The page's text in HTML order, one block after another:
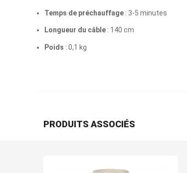
Temps de préchauffage: 3-5 minutes
Longueur du câble: 140 cm
Poids : 0,1 kg
PRODUITS ASSOCIÉS